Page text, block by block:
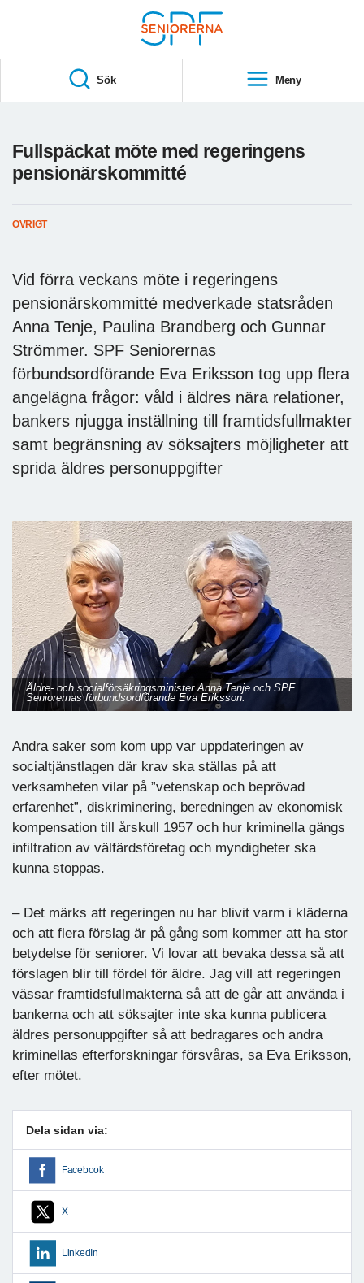
S
A
Sök Meny
Fullspäckat möte med regeringens
pensionärskommitté
ÖVRIGT
Vid förra veckans möte i regeringens
pensionärskommitté medverkade statsråden
Anna Tenje, Paulina Brandberg och Gunnar
Strömmer. SPF Seniorernas
förbundsordförande Eva Eriksson tog upp flera
angelägna frågor: våld i äldres nära relationer,
bankers njugga inställning till framtidsfullmakter
samt begränsning av söksajters möjligheter att
sprida äldres personuppgifter
Äldre- och socialförsäkringsminister Anna Tenje och SPF
Seniorernas förbundsordförande Eva Eriksson.
Andra saker som kom upp var uppdateringen av
socialtjänstlagen där krav ska ställas på att
verksamheten vilar på ”vetenskap och beprövad
erfarenhet”, diskriminering, beredningen av ekonomisk
kompensation till årskull 1957 och hur kriminella gängs
infiltration av välfärdsföretag och myndigheter ska
kunna stoppas.
– Det märks att regeringen nu har blivit varm i kläderna
och att flera förslag är på gång som kommer att ha stor
betydelse för seniorer. Vi lovar att bevaka dessa så att
förslagen blir till fördel för äldre. Jag vill att regeringen
vässar framtidsfullmakterna så att de går att använda i
bankerna och att söksajter inte ska kunna publicera
äldres personuppgifter så att bedragares och andra
kriminellas efterforskningar försvåras, sa Eva Eriksson,
efter mötet.
Dela sidan via:
Facebook
X
LinkedIn